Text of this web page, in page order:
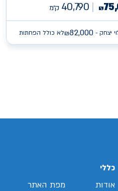
₪
40,790 ק״מ
יצחק - ₪82,000 לא כולל הפחתות
כללי
אודות
מפת האתר